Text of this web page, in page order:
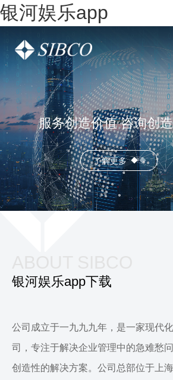
银河娱乐app
服务创造价值 咨询创
了解更多
银河娱乐app下载
公司成立于一九九九年，是一家现代
司，专注于解决企业管理中的急难愁
创造性的解决方案。公司总部位于上